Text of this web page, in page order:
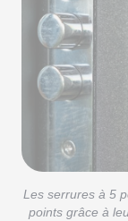
Les serrures à 5
points grâce à